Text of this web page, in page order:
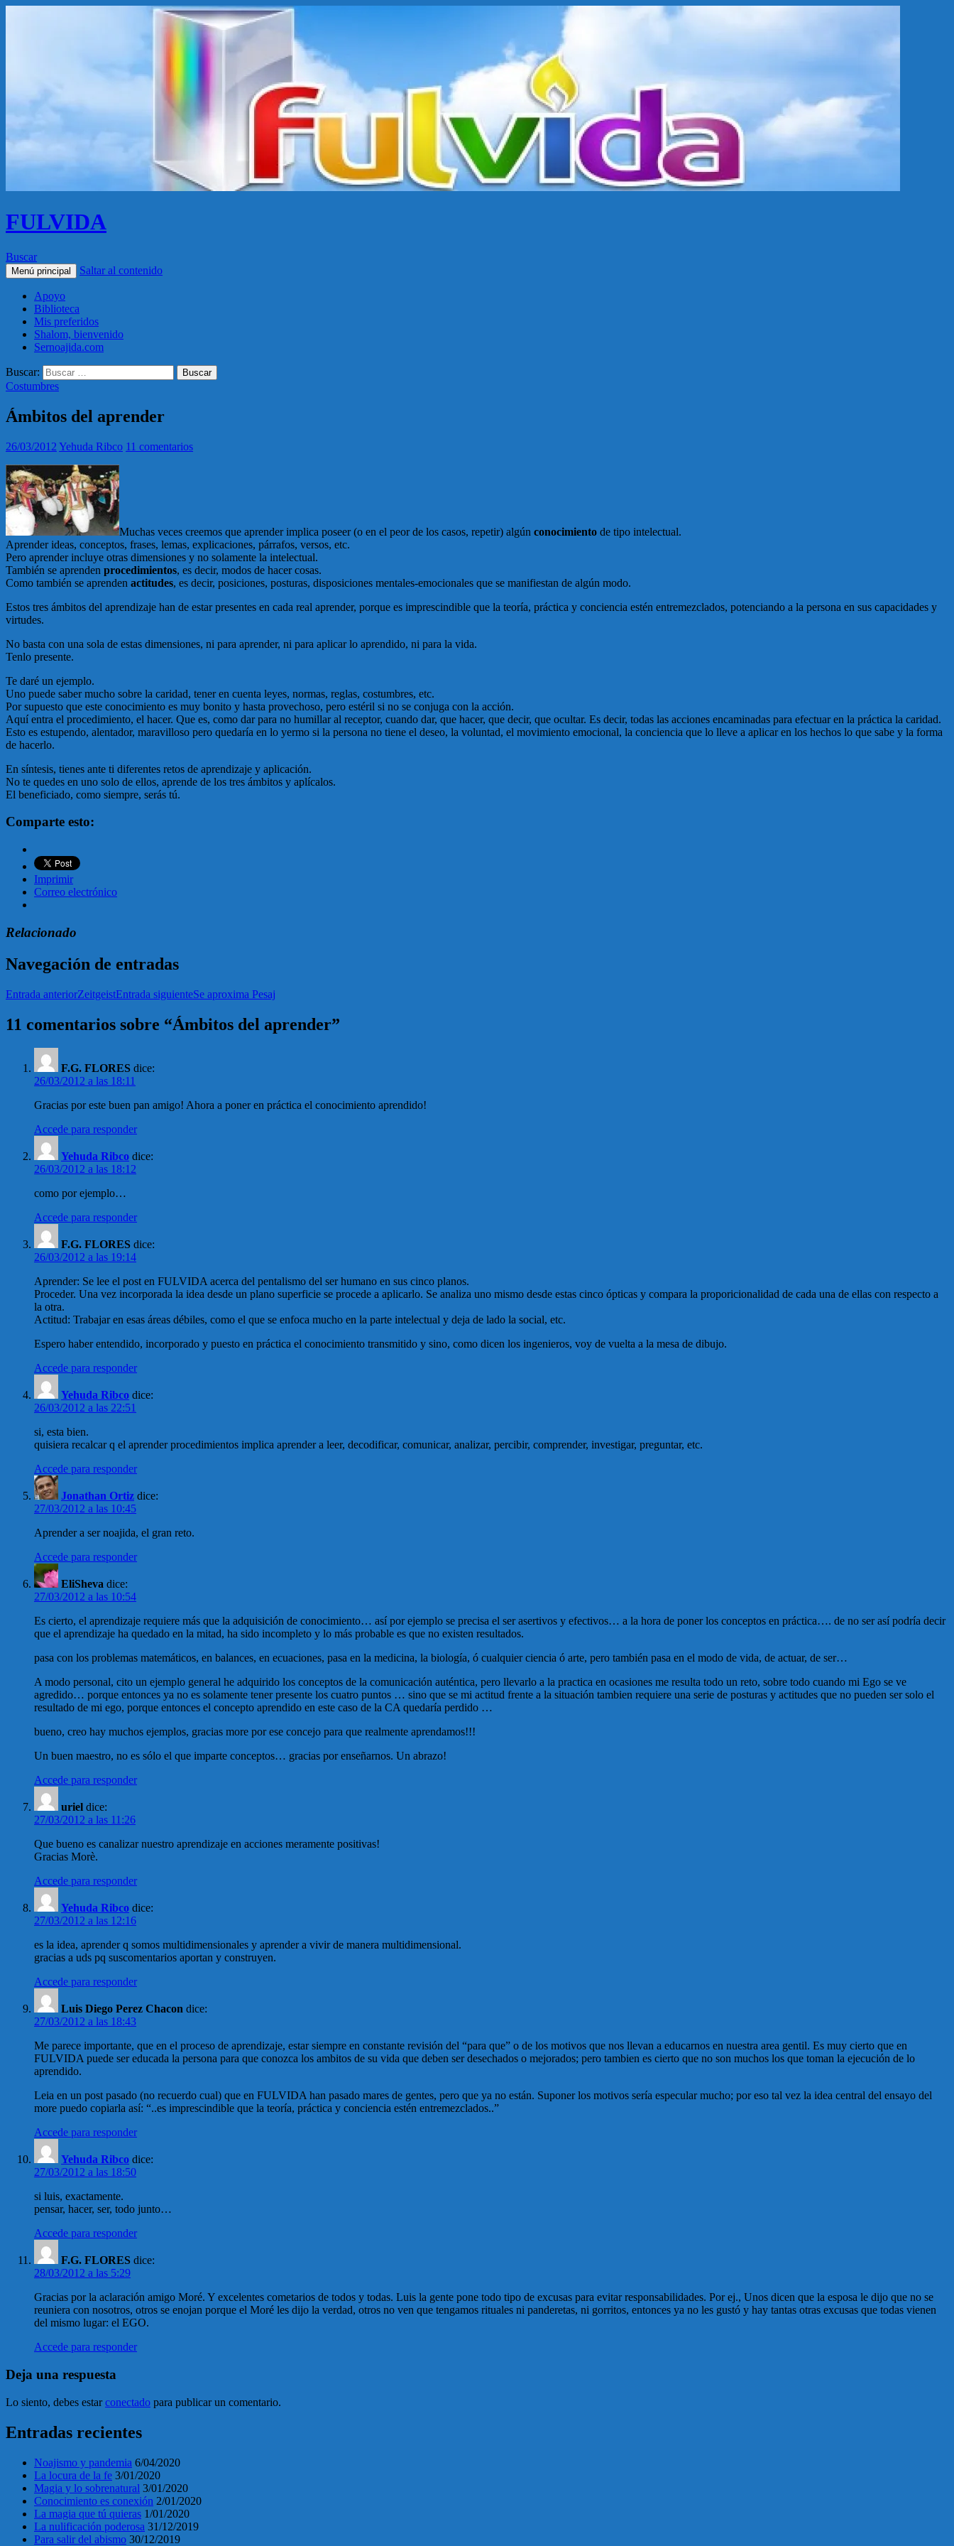
FULVIDA
Buscar
Menú principal Saltar al contenido
Apoyo
Biblioteca
Mis preferidos
Shalom, bienvenido
Sernoajida.com
Buscar:
Costumbres
Ámbitos del aprender
26/03/2012 Yehuda Ribco 11 comentarios
Muchas veces creemos que aprender implica poseer (o en el peor de los casos, repetir) algún conocimiento de tipo intelectual.
Aprender ideas, conceptos, frases, lemas, explicaciones, párrafos, versos, etc.
Pero aprender incluye otras dimensiones y no solamente la intelectual.
También se aprenden procedimientos, es decir, modos de hacer cosas.
Como también se aprenden actitudes, es decir, posiciones, posturas, disposiciones mentales-emocionales que se manifiestan de algún modo.
Estos tres ámbitos del aprendizaje han de estar presentes en cada real aprender, porque es imprescindible que la teoría, práctica y conciencia estén entremezclados, potenciando a la persona en sus capacidades y
virtudes.
No basta con una sola de estas dimensiones, ni para aprender, ni para aplicar lo aprendido, ni para la vida.
Tenlo presente.
Te daré un ejemplo.
Uno puede saber mucho sobre la caridad, tener en cuenta leyes, normas, reglas, costumbres, etc.
Por supuesto que este conocimiento es muy bonito y hasta provechoso, pero estéril si no se conjuga con la acción.
Aquí entra el procedimiento, el hacer. Que es, como dar para no humillar al receptor, cuando dar, que hacer, que decir, que ocultar. Es decir, todas las acciones encaminadas para efectuar en la práctica la caridad.
Esto es estupendo, alentador, maravilloso pero quedaría en lo yermo si la persona no tiene el deseo, la voluntad, el movimiento emocional, la conciencia que lo lleve a aplicar en los hechos lo que sabe y la forma
de hacerlo.
En síntesis, tienes ante ti diferentes retos de aprendizaje y aplicación.
No te quedes en uno solo de ellos, aprende de los tres ámbitos y aplícalos.
El beneficiado, como siempre, serás tú.
Comparte esto:
Imprimir
Correo electrónico
Relacionado
Navegación de entradas
Entrada anteriorZeitgeistEntrada siguienteSe aproxima Pesaj
11 comentarios sobre “Ámbitos del aprender”
F.G. FLORES dice:
26/03/2012 a las 18:11
Gracias por este buen pan amigo! Ahora a poner en práctica el conocimiento aprendido!
Accede para responder
Yehuda Ribco dice:
26/03/2012 a las 18:12
como por ejemplo…
Accede para responder
F.G. FLORES dice:
26/03/2012 a las 19:14
Aprender: Se lee el post en FULVIDA acerca del pentalismo del ser humano en sus cinco planos.
Proceder. Una vez incorporada la idea desde un plano superficie se procede a aplicarlo. Se analiza uno mismo desde estas cinco ópticas y compara la proporicionalidad de cada una de ellas con respecto a
la otra.
Actitud: Trabajar en esas áreas débiles, como el que se enfoca mucho en la parte intelectual y deja de lado la social, etc.
Espero haber entendido, incorporado y puesto en práctica el conocimiento transmitido y sino, como dicen los ingenieros, voy de vuelta a la mesa de dibujo.
Accede para responder
Yehuda Ribco dice:
26/03/2012 a las 22:51
si, esta bien.
quisiera recalcar q el aprender procedimientos implica aprender a leer, decodificar, comunicar, analizar, percibir, comprender, investigar, preguntar, etc.
Accede para responder
Jonathan Ortiz dice:
27/03/2012 a las 10:45
Aprender a ser noajida, el gran reto.
Accede para responder
EliSheva dice:
27/03/2012 a las 10:54
Es cierto, el aprendizaje requiere más que la adquisición de conocimiento… así por ejemplo se precisa el ser asertivos y efectivos… a la hora de poner los conceptos en práctica…. de no ser así podría decir
que el aprendizaje ha quedado en la mitad, ha sido incompleto y lo más probable es que no existen resultados.
pasa con los problemas matemáticos, en balances, en ecuaciones, pasa en la medicina, la biología, ó cualquier ciencia ó arte, pero también pasa en el modo de vida, de actuar, de ser…
A modo personal, cito un ejemplo general he adquirido los conceptos de la comunicación auténtica, pero llevarlo a la practica en ocasiones me resulta todo un reto, sobre todo cuando mi Ego se ve
agredido… porque entonces ya no es solamente tener presente los cuatro puntos … sino que se mi actitud frente a la situación tambien requiere una serie de posturas y actitudes que no pueden ser solo el
resultado de mi ego, porque entonces el concepto aprendido en este caso de la CA quedaría perdido …
bueno, creo hay muchos ejemplos, gracias more por ese concejo para que realmente aprendamos!!!
Un buen maestro, no es sólo el que imparte conceptos… gracias por enseñarnos. Un abrazo!
Accede para responder
uriel dice:
27/03/2012 a las 11:26
Que bueno es canalizar nuestro aprendizaje en acciones meramente positivas!
Gracias Morè.
Accede para responder
Yehuda Ribco dice:
27/03/2012 a las 12:16
es la idea, aprender q somos multidimensionales y aprender a vivir de manera multidimensional.
gracias a uds pq suscomentarios aportan y construyen.
Accede para responder
Luis Diego Perez Chacon dice:
27/03/2012 a las 18:43
Me parece importante, que en el proceso de aprendizaje, estar siempre en constante revisión del “para que” o de los motivos que nos llevan a educarnos en nuestra area gentil. Es muy cierto que en
FULVIDA puede ser educada la persona para que conozca los ambitos de su vida que deben ser desechados o mejorados; pero tambien es cierto que no son muchos los que toman la ejecución de lo
aprendido.
Leia en un post pasado (no recuerdo cual) que en FULVIDA han pasado mares de gentes, pero que ya no están. Suponer los motivos sería especular mucho; por eso tal vez la idea central del ensayo del
more puedo copiarla así: “..es imprescindible que la teoría, práctica y conciencia estén entremezclados..”
Accede para responder
Yehuda Ribco dice:
27/03/2012 a las 18:50
si luis, exactamente.
pensar, hacer, ser, todo junto…
Accede para responder
F.G. FLORES dice:
28/03/2012 a las 5:29
Gracias por la aclaración amigo Moré. Y excelentes cometarios de todos y todas. Luis la gente pone todo tipo de excusas para evitar responsabilidades. Por ej., Unos dicen que la esposa le dijo que no se
reuniera con nosotros, otros se enojan porque el Moré les dijo la verdad, otros no ven que tengamos rituales ni panderetas, ni gorritos, entonces ya no les gustó y hay tantas otras excusas que todas vienen
del mismo lugar: el EGO.
Accede para responder
Deja una respuesta
Lo siento, debes estarconectado para publicar un comentario.
Entradas recientes
Noajismo y pandemia 6/04/2020
La locura de la fe 3/01/2020
Magia y lo sobrenatural 3/01/2020
Conocimiento es conexión 2/01/2020
La magia que tú quieras 1/01/2020
La nulificación poderosa 31/12/2019
Para salir del abismo 30/12/2019